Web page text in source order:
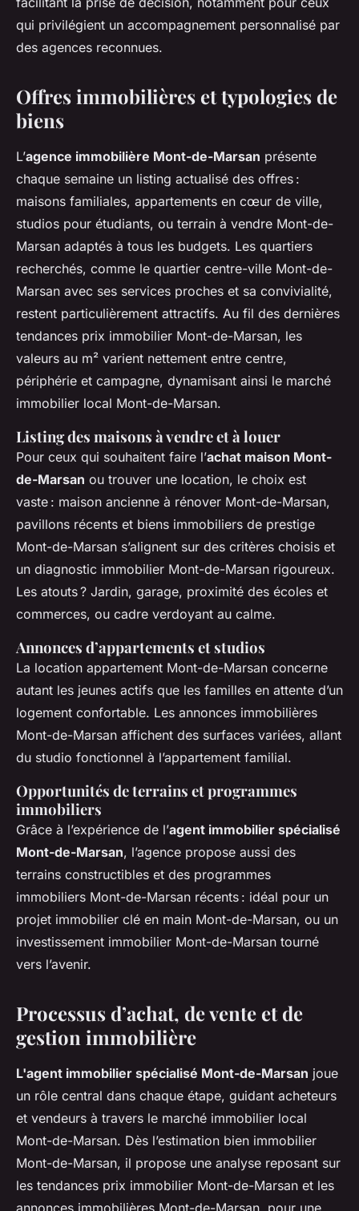
qui privilégient un accompagnement personnalisé par
des agences reconnues.
Offres immobilières et typologies de
biens
L’agence immobilière Mont-de-Marsan présente
chaque semaine un listing actualisé des offres :
maisons familiales, appartements en cœur de ville,
studios pour étudiants, ou terrain à vendre Mont-de-
Marsan adaptés à tous les budgets. Les quartiers
recherchés, comme le quartier centre-ville Mont-de-
Marsan avec ses services proches et sa convivialité,
restent particulièrement attractifs. Au fil des dernières
tendances prix immobilier Mont-de-Marsan, les
valeurs au m² varient nettement entre centre,
périphérie et campagne, dynamisant ainsi le marché
immobilier local Mont-de-Marsan.
Listing des maisons à vendre et à louer
Pour ceux qui souhaitent faire l’achat maison Mont-
de-Marsan ou trouver une location, le choix est
vaste : maison ancienne à rénover Mont-de-Marsan,
pavillons récents et biens immobiliers de prestige
Mont-de-Marsan s’alignent sur des critères choisis et
un diagnostic immobilier Mont-de-Marsan rigoureux.
Les atouts ? Jardin, garage, proximité des écoles et
commerces, ou cadre verdoyant au calme.
Annonces d’appartements et studios
La location appartement Mont-de-Marsan concerne
autant les jeunes actifs que les familles en attente d’un
logement confortable. Les annonces immobilières
Mont-de-Marsan affichent des surfaces variées, allant
du studio fonctionnel à l’appartement familial.
Opportunités de terrains et programmes
immobiliers
Grâce à l’expérience de l’agent immobilier spécialisé
Mont-de-Marsan, l’agence propose aussi des
terrains constructibles et des programmes
immobiliers Mont-de-Marsan récents : idéal pour un
projet immobilier clé en main Mont-de-Marsan, ou un
investissement immobilier Mont-de-Marsan tourné
vers l’avenir.
Processus d’achat, de vente et de
gestion immobilière
L'agent immobilier spécialisé Mont-de-Marsan joue
un rôle central dans chaque étape, guidant acheteurs
et vendeurs à travers le marché immobilier local
Mont-de-Marsan. Dès l’estimation bien immobilier
Mont-de-Marsan, il propose une analyse reposant sur
les tendances prix immobilier Mont-de-Marsan et les